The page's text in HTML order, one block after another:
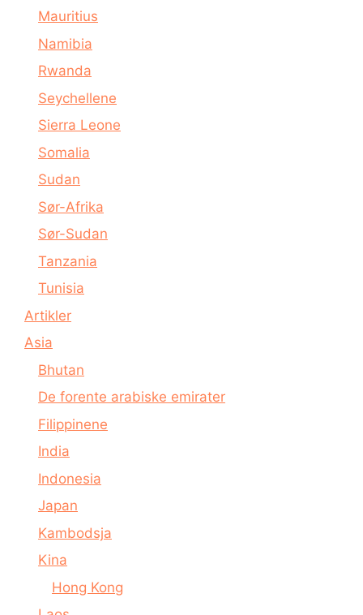
Mauritius
Namibia
Rwanda
Seychellene
Sierra Leone
Somalia
Sudan
Sør-Afrika
Sør-Sudan
Tanzania
Tunisia
Artikler
Asia
Bhutan
De forente arabiske emirater
Filippinene
India
Indonesia
Japan
Kambodsja
Kina
Hong Kong